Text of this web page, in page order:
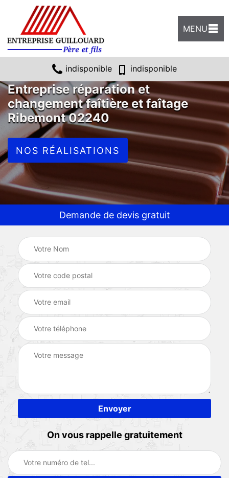
MENU
indisponible indisponible
Entreprise réparation et
changement faîtière et faîtage
Ribemont 02240
NOS RÉALISATIONS
Demande de devis gratuit
On vous rappelle gratuitement